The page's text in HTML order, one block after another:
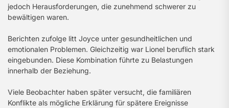
jedoch Herausforderungen, die zunehmend schwerer zu
bewältigen waren.
Berichten zufolge litt Joyce unter gesundheitlichen und
emotionalen Problemen. Gleichzeitig war Lionel beruflich stark
eingebunden. Diese Kombination führte zu Belastungen
innerhalb der Beziehung.
Viele Beobachter haben später versucht, die familiären
Konflikte als mögliche Erklärung für spätere Ereignisse